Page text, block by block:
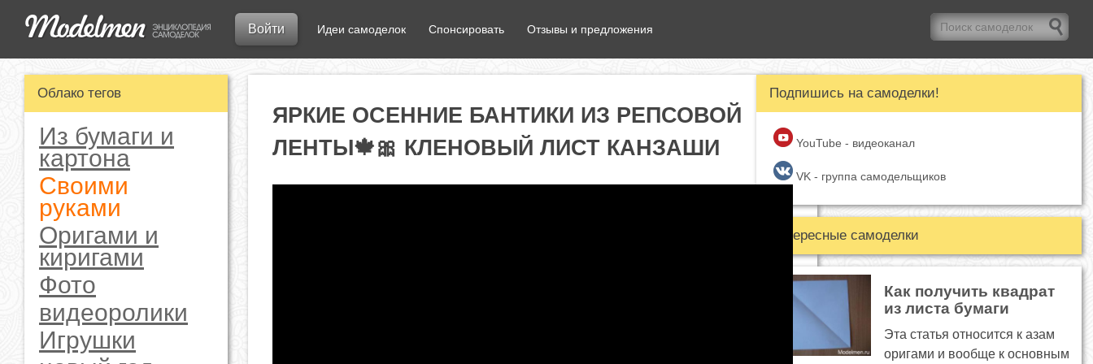
Войти Идеи самоделок Спонсировать Отзывы и предложения
ЯРКИЕ ОСЕННИЕ БАНТИКИ ИЗ РЕПСОВОЙ
ЛЕНТЫ🍁🎀 КЛЕНОВЫЙ ЛИСТ КАНЗАШИ
Облако тегов
Из бумаги и
картона
Своими
руками
Оригами и
киригами
Фото
видеоролики
Игрушки
Подпишись на самоделки!
YouTube - видеоканал
VK - группа самодельщиков
Интересные самоделки
Как получить квадрат
из листа бумаги
Эта статья относится к азам
оригами и вообще к основным